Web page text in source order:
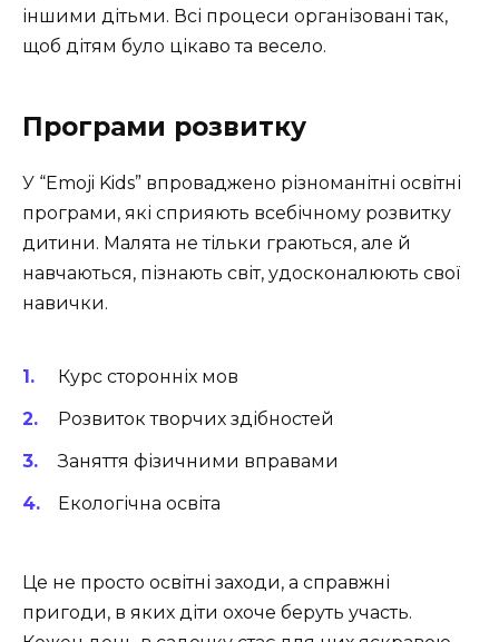
іншими дітьми. Всі процеси організовані так,
щоб дітям було цікаво та весело.
Програми розвитку
У “Emoji Kids” впроваджено різноманітні освітні
програми, які сприяють всебічному розвитку
дитини. Малята не тільки граються, але й
навчаються, пізнають світ, удосконалюють свої
навички.
Курс сторонніх мов
Розвиток творчих здібностей
Заняття фізичними вправами
Екологічна освіта
Це не просто освітні заходи, а справжні
пригоди, в яких діти охоче беруть участь.